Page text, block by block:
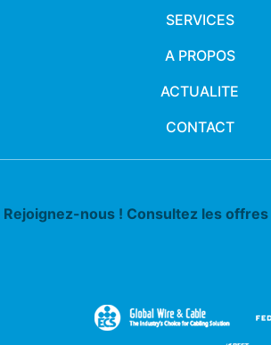
SERVICES
A PROPOS
ACTUALITE
CONTACT
Rejoignez-nous ! Consultez les